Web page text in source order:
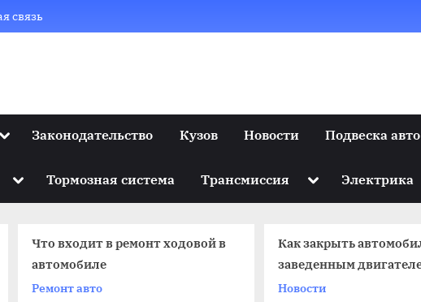
связь
ToggleЗаконодательство Кузов Новости Подвеска авто
Toggle
menu
Тормозная система Трансмиссия Toggle
menu
Электрика
Что входит в ремонт ходовой в
автомобиле
Ремонт авто
Как закрыть
заведенным
Новости